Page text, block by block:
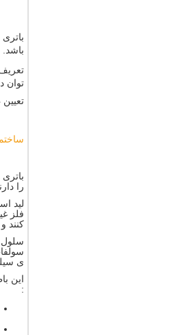
باشد.
توان
تعیین ظرفیت باطری
را
لید
فلز
کنند
ی
این
: